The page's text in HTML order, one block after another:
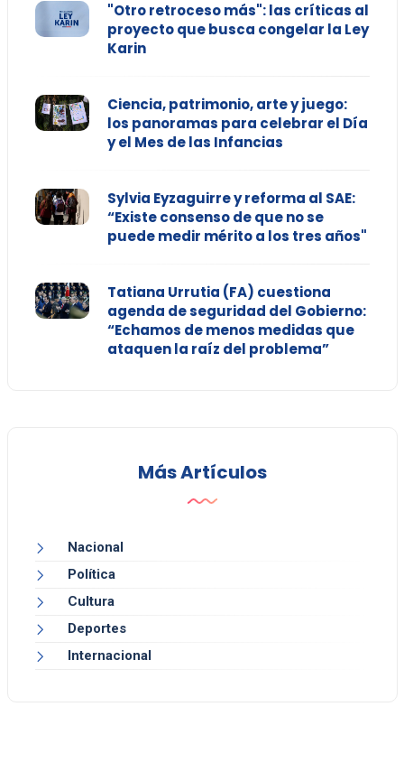
"Otro retroceso más": las críticas al
proyecto que busca congelar la Ley
Karin
Ciencia, patrimonio, arte y juego:
los panoramas para celebrar el Día
y el Mes de las Infancias
Sylvia Eyzaguirre y reforma al SAE:
“Existe consenso de que no se
puede medir mérito a los tres años"
Tatiana Urrutia (FA) cuestiona
agenda de seguridad del Gobierno:
“Echamos de menos medidas que
ataquen la raíz del problema”
Más Artículos
Nacional
Política
Cultura
Deportes
Internacional